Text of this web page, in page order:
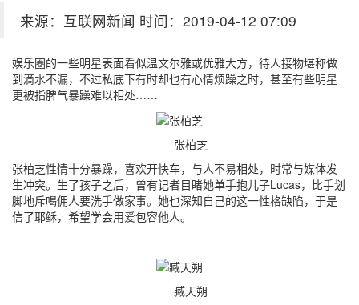
来源：互联网新闻 时间：2019-04-12 07:09
娱乐圈的一些明星表面看似温文尔雅或优雅大方，待人接物堪称做
到滴水不漏，不过私底下有时却也有心情烦躁之时，甚至有些明星
更被指脾气暴躁难以相处……
张柏芝
张柏芝性情十分暴躁，喜欢开快车，与人不易相处，时常与媒体发
生冲突。生了孩子之后，曾有记者目睹她单手抱儿子Lucas，比手划
脚地斥喝佣人要洗手做家事。她也深知自己的这一性格缺陷，于是
信了耶稣，希望学会用爱包容他人。
臧天朔